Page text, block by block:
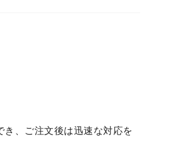
、ご注文後は迅速な対応を